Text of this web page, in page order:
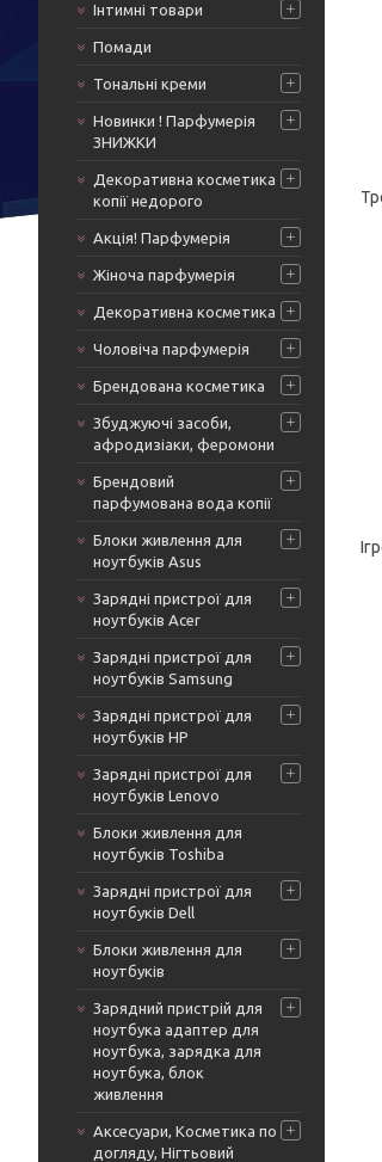
Інтимні товари
Помади
Тональні креми
Новинки ! Парфумерія
ЗНИЖКИ
Декоративна косметика
копії недорого
Акція! Парфумерія
Жіноча парфумерія
Декоративна косметика
Чоловіча парфумерія
Брендована косметика
Збуджуючі засоби,
афродизіаки, феромони
Брендовий
парфумована вода копії
Блоки живлення для
ноутбуків Asus
Зарядні пристрої для
ноутбуків Acer
Зарядні пристрої для
ноутбуків Samsung
Зарядні пристрої для
ноутбуків HP
Зарядні пристрої для
ноутбуків Lenovo
Блоки живлення для
ноутбуків Toshiba
Зарядні пристрої для
ноутбуків Dell
Блоки живлення для
ноутбуків
Зарядний пристрій для
ноутбука адаптер для
ноутбука, зарядка для
ноутбука, блок
живлення
Аксесуари, Косметика по
догляду, Нігтьовий